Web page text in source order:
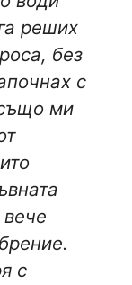
реших
без
с
ми
с